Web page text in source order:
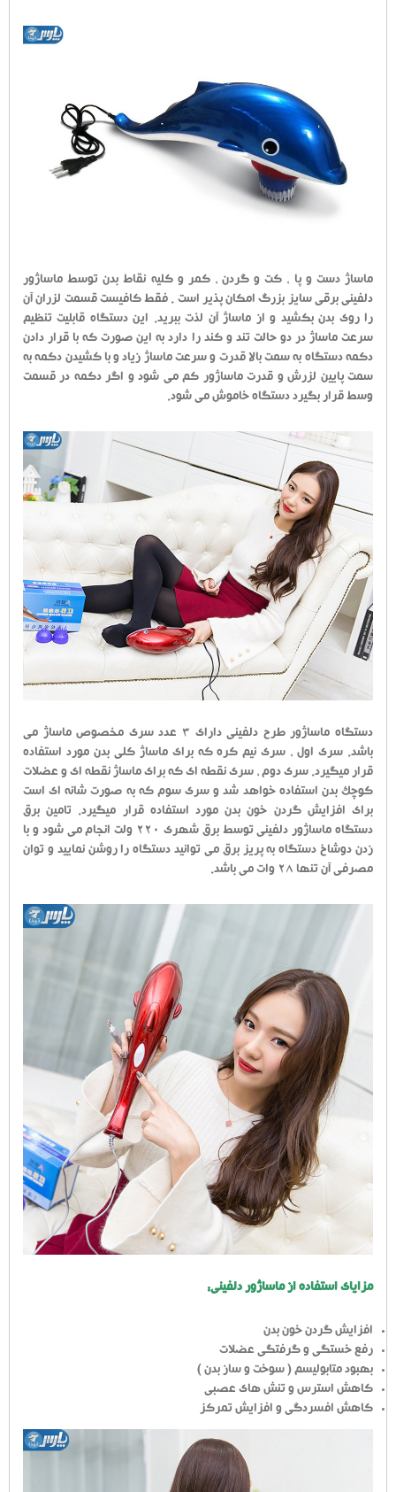
ماساژ دست و پا ، کت و گردن ، کمر و کلیه نقاط بدن توسط ماساژور
دلفینی برقی سایز بزرگ امکان پذیر است . فقط کافیست قسمت لزران آن
را روی بدن بکشید و از ماساژ آن لذت ببرید. این دستگاه قابلیت تنظیم
سرعت ماساژ در دو حالت تند و کند را دارد به این صورت که با قرار دادن
دکمه دستگاه به سمت بالا قدرت و سرعت ماساژ زیاد و با کشیدن دکمه به
سمت پایین لزرش و قدرت ماساژور کم می شود و اگر دکمه در قسمت
وسط قرار بگیرد دستگاه خاموش می شود.
دستگاه ماساژور طرح دلفینی دارای 3 عدد سری مخصوص ماساژ می
باشد. سری اول ، سری نیم کره که برای ماساژ کلی بدن مورد استفاده
قرار میگیرد. سری دوم ، سری نقطه ای که برای ماساژ نقطه ای و عضلات
کوچک بدن استفاده خواهد شد و سری سوم که به صورت شانه ای است
برای افزایش گردن خون بدن مورد استفاده قرار میگیرد. تامین برق
دستگاه ماساژور دلفینی توسط برق شهری 220 ولت انجام می شود و با
زدن دوشاخ دستگاه به پریز برق می توانید دستگاه را روشن نمایید و توان
مصرفی آن تنها 28 وات می باشد.
مزایای استفاده از ماساژور دلفینی:
افزایش گردن خون بدن
رفع خستگی و گرفتگی عضلات
بهبود متابولیسم ( سوخت و ساز بدن )
کاهش استرس و تنش های عصبی
کاهش افسردگی و افزایش تمرکز